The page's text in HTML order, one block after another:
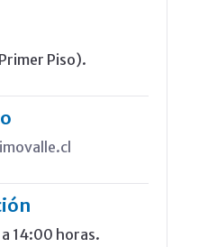
Piso).
14:00 horas.